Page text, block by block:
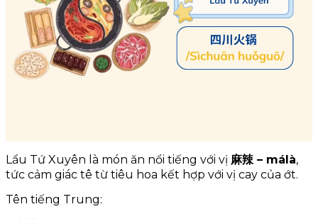
Lẩu Tứ Xuyên là món ăn nổi tiếng với vị 麻辣 – málà,
tức cảm giác tê từ tiêu hoa kết hợp với vị cay của ớt.
Tên tiếng Trung: